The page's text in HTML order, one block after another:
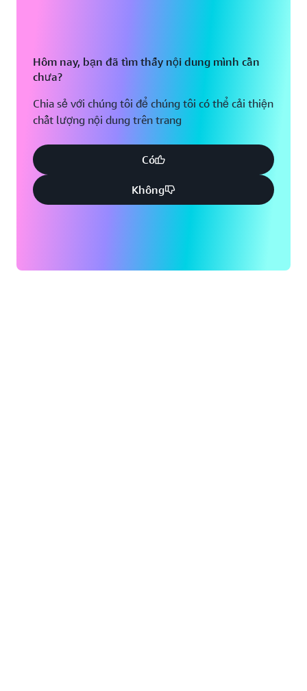
Hôm nay, bạn đã tìm thấy nội dung mình cần
chưa?
Chia sẻ với chúng tôi để chúng tôi có thể cải thiện
chất lượng nội dung trên trang
Có
Không